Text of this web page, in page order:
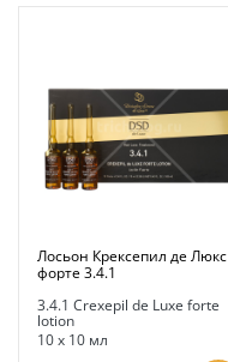
Лосьон Крексепил де Люкс
форте 3.4.1
3.4.1 Crexepil de Luxe forte
lotion
10 х 10 мл